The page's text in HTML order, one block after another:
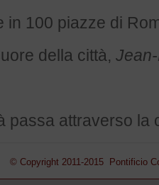
in 100 piazze di
della città,
passa attraverso la
© Copyright 2011-2015 Pontificio